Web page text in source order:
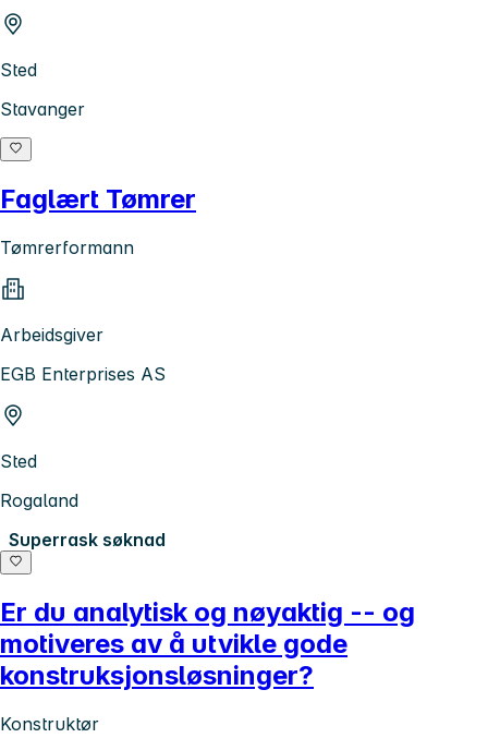
Sted
Stavanger
Faglært Tømrer
Tømrerformann
Arbeidsgiver
EGB Enterprises AS
Sted
Rogaland
Superrask søknad
Er du analytisk og nøyaktig -- og
motiveres av å utvikle gode
konstruksjonsløsninger?
Konstruktør